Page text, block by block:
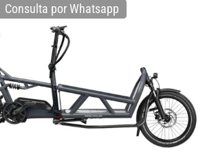
Consulta por Whatsapp